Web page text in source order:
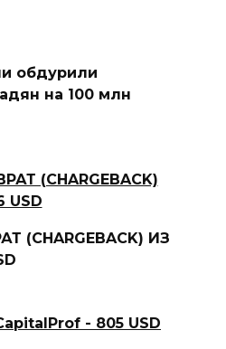
обдурили
на 100 млн
(CHARGEBACK) ИЗ